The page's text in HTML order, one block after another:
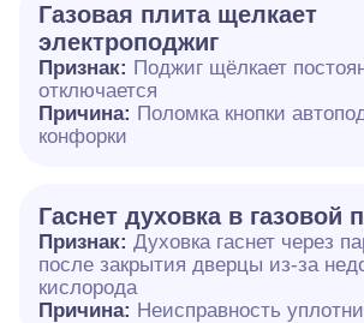
Газовая плита щелкает
электроподжиг
Признак: Поджиг щёлкает
отключается
Причина: Поломка кнопки
конфорки
Гаснет духовка в газовой
Признак: Духовка гаснет через
после закрытия дверцы из-за
кислорода
Причина: Неисправность